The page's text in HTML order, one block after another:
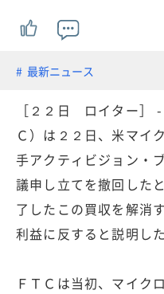
最新ニュース
［２２日 ロイター］
Ｃ）は２２日、米マイ
手アクティビジョン・
議申し立てを撤回した
了したこの買収を解消
利益に反すると説明した
ＦＴＣは当初、マイク